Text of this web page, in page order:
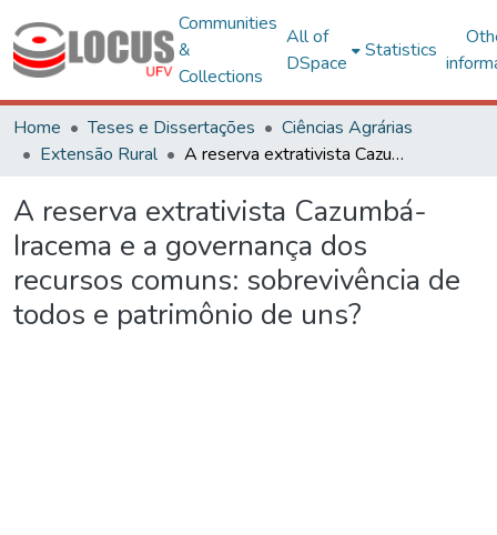
Communities
&
Collections
All of
DSpace
Statistics
Home Teses e Dissertações
Ciências Agrárias
Extensão Rural
A reserva extrativista Cazumbá-Iracema e a governança dos recursos comuns: sobrevivência de todos e patrimônio de uns?
A reserva extrativista Cazumbá-
Iracema e a governança dos
recursos comuns: sobrevivência de
todos e patrimônio de uns?